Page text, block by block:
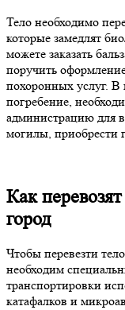
Тело необходимо
которые замедлят
можете заказать
поручить
похоронных услуг. В
погребение,
администрацию для
могилы, приобрести
Как
город
Чтобы перевезти
необходим
транспортировки
катафалков и